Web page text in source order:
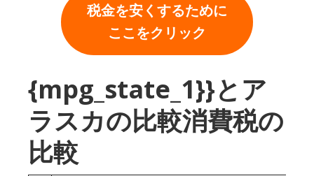
税金を安くするために
ここをクリック
{mpg_state_1}}とア
ラスカの比較消費税の
比較